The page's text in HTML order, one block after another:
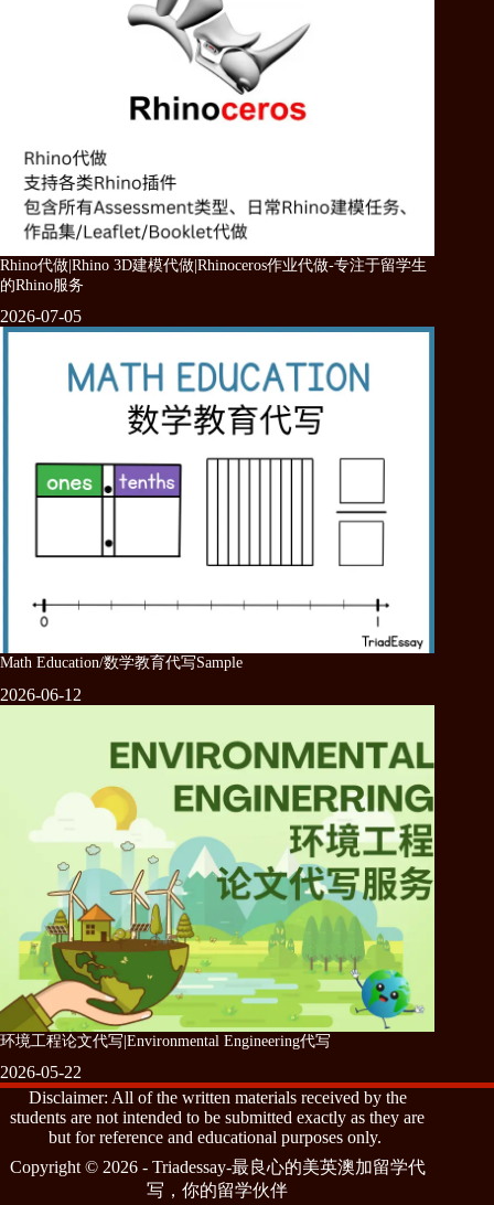
Rhino代做|Rhino 3D建模代做|Rhinoceros作业代做-专注于留学生
的Rhino服务
2026-07-05
Math Education/数学教育代写Sample
2026-06-12
环境工程论文代写|Environmental Engineering代写
2026-05-22
Disclaimer: All of the written materials received by the
students are not intended to be submitted exactly as they are
but for reference and educational purposes only.
Copyright © 2026 - Triadessay-最良心的美英澳加留学代
写，你的留学伙伴